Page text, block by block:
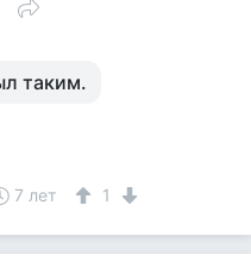
таким.
7 лет 1